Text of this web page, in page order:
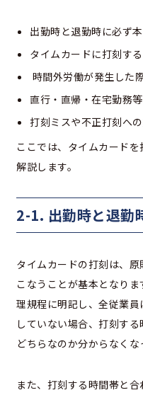
出勤時と退勤時に必ず
タイムカードに打刻す
時間外労働が発生した
直行・直帰・在宅勤務
打刻ミスや不正打刻へ
ここでは、タイムカード
解説します。
2-1. 出勤時と退勤
タイムカードの打刻は、
こなうことが基本となり
理規程に明記し、全従業
していない場合、打刻す
どちらなのか分からなくな
また、打刻する時間帯と